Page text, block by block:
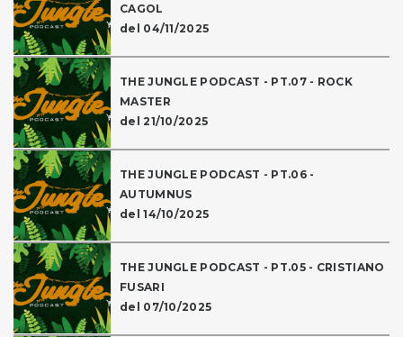
CAGOL
del 04/11/2025
THE JUNGLE PODCAST - PT.07 - ROCK
MASTER
del 21/10/2025
THE JUNGLE PODCAST - PT.06 -
AUTUMNUS
del 14/10/2025
THE JUNGLE PODCAST - PT.05 - CRISTIANO
FUSARI
del 07/10/2025